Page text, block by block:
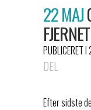
22 MAJ
PUBLICERET
DEL
Efter sidste